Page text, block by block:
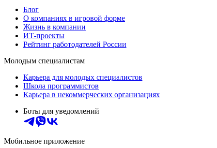
Блог
О компаниях в игровой форме
Жизнь в компании
ИТ-проекты
Рейтинг работодателей России
Молодым специалистам
Карьера для молодых специалистов
Школа программистов
Карьера в некоммерческих организациях
Боты для уведомлений
Мобильное приложение